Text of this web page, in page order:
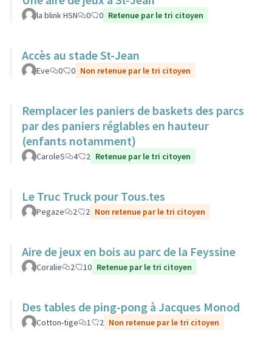
la blink HSN 0 0 Retenue par le tri citoyen
Accès au stade St-Jean
Eve 0 0 Non retenue par le tri citoyen
Remplacer les paniers de baskets des parcs
par des paniers réglables en hauteur
(enfants notamment)
CaroleS 4 2 Retenue par le tri citoyen
Le Truc Truck pour Tous.tes
Pegaze 2 2 Non retenue par le tri citoyen
Aire de jeux en bois au parc de la Feyssine
Coralie 2 10 Retenue par le tri citoyen
Des tables de ping-pong à Jacques Monod
Cotton-tige 1 2 Non retenue par le tri citoyen